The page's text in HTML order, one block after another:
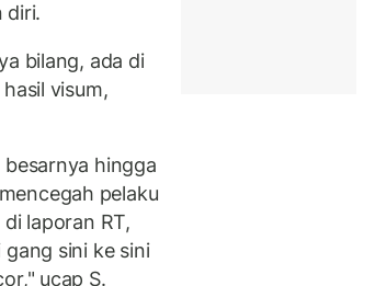
diri.
bilang, ada di
visum,
hingga
pelaku
laporan RT,
sini ke sini
ucap S.